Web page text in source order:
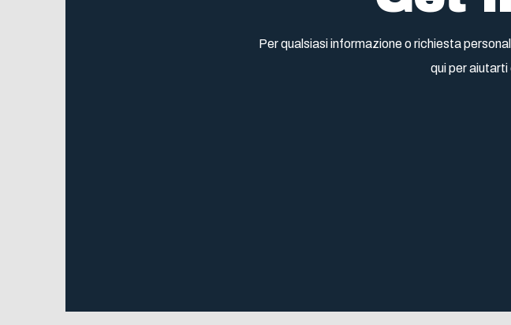
Per qualsiasi informazione o richiesta
qui per